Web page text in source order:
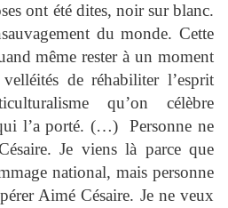
ont été dites, noir sur blanc.
du monde. Cette
même rester à un moment
de réhabiliter l’esprit
qu’on célèbre
l’a porté. (…)
Personne ne
Je viens là parce que
national, mais personne
Aimé Césaire. Je ne veux